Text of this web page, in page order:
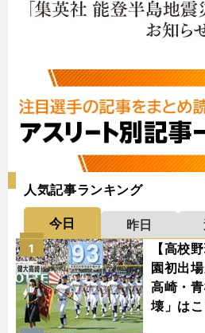
人気記事ランキング
今日 昨日
【高校
園初出
高崎・
壊」は
1